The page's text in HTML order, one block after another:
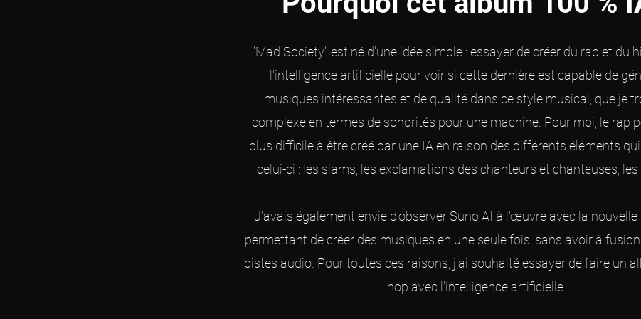
"Mad Society" est né d'une idée simple : essayer de créer du rap et du
l'intelligence artificielle pour voir si cette dernière est capable de
musiques intéressantes et de qualité dans ce style musical, que je
complexe en termes de sonorités pour une machine. Pour moi, le rap
plus difficile à être créé par une IA en raison des différents éléments
celui-ci : les slams, les exclamations des chanteurs et chanteuses, les
J'avais également envie d'observer Suno AI à l'œuvre avec la
permettant de créer des musiques en une seule fois, sans avoir à
pistes audio. Pour toutes ces raisons, j'ai souhaité essayer de faire un
hop avec l'intelligence artificielle.